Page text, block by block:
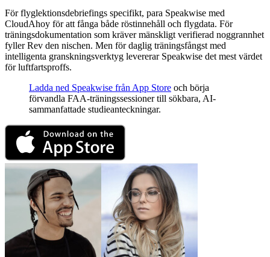
För flyglektionsdebriefings specifikt, para Speakwise med
CloudAhoy för att fånga både röstinnehåll och flygdata. För
träningsdokumentation som kräver mänskligt verifierad noggrannhet
fyller Rev den nischen. Men för daglig träningsfångst med
intelligenta granskningsverktyg levererar Speakwise det mest värdet
för luftfartsproffs.
Ladda ned Speakwise från App Store och börja
förvandla FAA-träningssessioner till sökbara, AI-
sammanfattade studieanteckningar.